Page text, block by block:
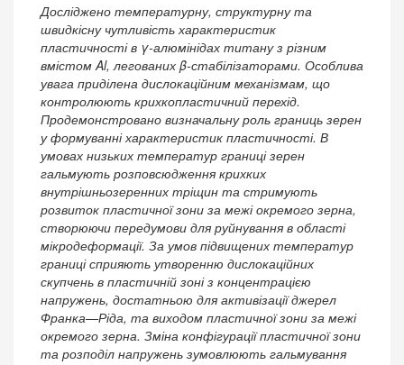
Досліджено температурну, структурну та
швидкісну чутливість характеристик
пластичності в γ-алюмінідах титану з різним
вмістом Al, легованих β-стабілізаторами. Особлива
увага приділена дислокаційним механізмам, що
контролюють крихкопластичний перехід.
Продемонстровано визначальну роль границь зерен
у формуванні характеристик пластичності. В
умовах низьких температур границі зерен
гальмують розповсюдження крихких
внутрішньозеренних тріщин та стримують
розвиток пластичної зони за межі окремого зерна,
створюючи передумови для руйнування в області
мікродеформації. За умов підвищених температур
границі сприяють утворенню дислокаційних
скупчень в пластичній зоні з концентрацією
напружень, достатньою для активізації джерел
Франка—Ріда, та виходом пластичної зони за межі
окремого зерна. Зміна конфігурації пластичної зони
та розподіл напружень зумовлюють гальмування